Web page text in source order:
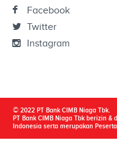
Facebook
Twitter
Instagram
© 2022 PT Bank CIMB Niaga Tbk.
PT Bank CIMB Niaga Tbk berizin &
Indonesia serta merupakan